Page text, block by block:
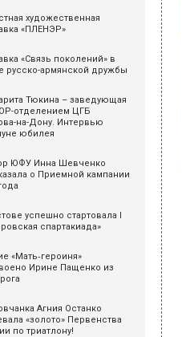
художественная
«ПЛЕНЭР»
«Связь поколений» в
русско-армянской дружбы
Тюкина – заведующая
отделением ЦГБ
на-Дону. Интервью
юбилея
ЮФУ Инна Шевченко
о Приемной кампании
успешно стартовала I
спартакиада»
«Мать‑героиня»
Ирине Пащенко из
Агния Останко
«золото» Первенства
по триатлону!